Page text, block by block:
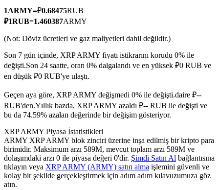
USDC Vadeli İşlemleri
USDC'yi teminat olarak kullanan vadeli işlemler
1ARMY=₽0.68475RUB
₽1RUB=1.460387ARMY
(Not: Döviz ücretleri ve gaz maliyetleri dahil değildir.)
Son 7 gün içinde, XRP ARMY fiyatı istikrarını korudu 0% ile
değişti.Son 24 saatte, oran 0% dalgalandı ve en yüksek ₽0 RUB ve
en düşük ₽0 RUB'ye ulaştı.
Geçen aya göre, XRP ARMY değişmedi 0% ile değişti.daire ₽--
RUB'den.Yıllık bazda, XRP ARMY azaldı ₽-- RUB ile değişti ve
bu da 74.59% azalan değerinde bir değişim gösteriyor.
XRP ARMY Piyasa İstatistikleri
ARMY XRP ARMY blok zinciri üzerine inşa edilmiş bir kripto para
birimidir. Maksimum arzı 589M, mevcut toplam arzı 589M ve
dolaşımdaki arzı 0 ile piyasa değeri 0'dir. Şimdi Satın Al bağlantısına
tıklayın veya XRP ARMY (ARMY) satın alma işlemini güvenli ve
kolay bir şekilde gerçekleştirmek için adım adım kılavuzumuza göz
atın.